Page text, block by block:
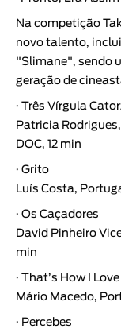
Na competição
novo talento,
"Slimane", sendo
geração de
· Três Vírgula
Patricia
DOC, 12 min
· Grito
Luís Costa,
· Os Caçadores
David Pinheiro
min
· That’s How I Love
Mário Macedo,
· Percebes